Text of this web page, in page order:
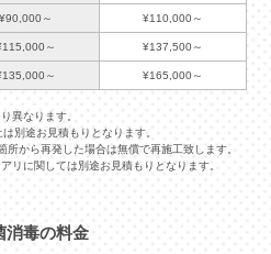
¥90,000～ ¥110,000～
～ ¥137,500～
～ ¥165,000～
異なります。
別途お見積もりとなります。
所から再発した場合は無償で再施工致します。
リに関しては別途お見積もりとなります。
消毒の料金